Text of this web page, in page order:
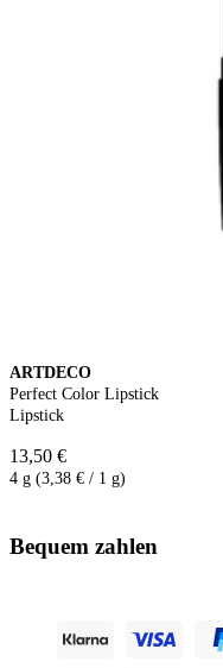
ARTDECO
Perfect Color Lipstick
Lipstick
13,50 €
4 g (3,38 € / 1 g)
Bequem zahlen